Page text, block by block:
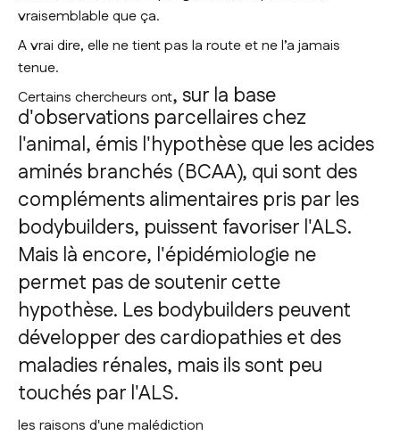
vraisemblable que ça.
A vrai dire, elle ne tient pas la route et ne l’a jamais
tenue.
Certains chercheurs ont, sur la base
d'observations parcellaires chez
l'animal, émis l'hypothèse que les acides
aminés branchés (BCAA), qui sont des
compléments alimentaires pris par les
bodybuilders, puissent favoriser l'ALS.
Mais là encore, l'épidémiologie ne
permet pas de soutenir cette
hypothèse. Les bodybuilders peuvent
développer des cardiopathies et des
maladies rénales, mais ils sont peu
touchés par l'ALS.
les raisons d'une malédiction